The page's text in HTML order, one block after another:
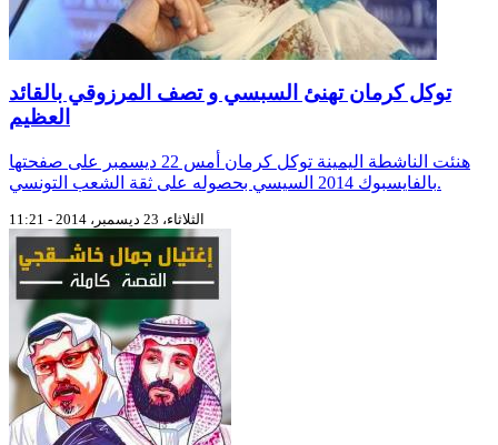
توكل كرمان تهنئ السبسي و تصف المرزوقي بالقائد
العظيم
هنئت الناشطة اليمينة توكل كرمان أمس 22 ديسمبر على صفحتها
بالفايسبوك 2014 السيسي بحصوله على ثقة الشعب التونسي.
الثلاثاء، 23 ديسمبر، 2014 - 11:21